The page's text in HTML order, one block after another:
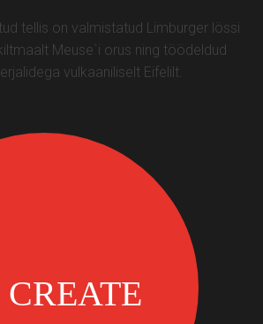
tellis on valmistatud Limburger lössi
Meuse`i orus ning töödeldud
vulkaaniliselt Eifelilt.